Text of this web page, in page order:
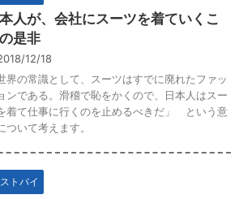
人が、会社にスーツを着ていくこ
是非
12/18
界の常識として、スーツはすでに廃れたファッ
ンである。滑稽で恥をかくので、日本人はスー
着て仕事に行くのを止めるべきだ」 という意
ついて考えます。
トバイ